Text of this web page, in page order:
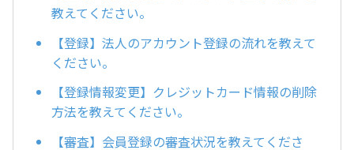
教えてください。
【登録】法人のアカウント登録の流れを教えて
ください。
【登録情報変更】クレジットカード情報の削除
方法を教えてください。
【審査】会員登録の審査状況を教えてくださ